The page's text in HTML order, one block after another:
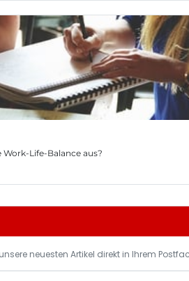
Life-Balance aus?
neuesten Artikel direkt in Ihrem